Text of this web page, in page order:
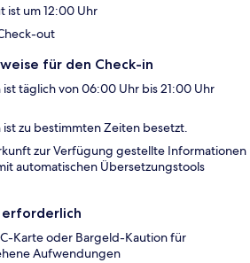
ist um 12:00 Uhr
out
für den Check-in
ist täglich von 06:00 Uhr bis 21:00 Uhr
ist zu bestimmten Zeiten besetzt.
zur Verfügung gestellte Informationen
automatischen Übersetzungstools
erforderlich
Karte oder Bargeld-Kaution für
Aufwendungen